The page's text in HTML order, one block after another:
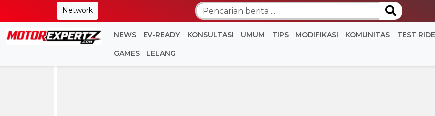
Network
NEWS EV-READY KONSULTASI UMUM TIPS MODIFIKASI KOMUNITAS TEST RIDE
GAMES LELANG